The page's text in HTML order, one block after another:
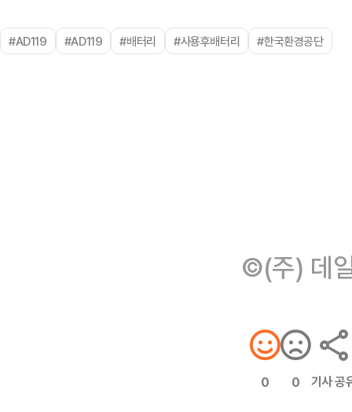
#AD119 #AD119 #배터리 #사용후배터리 #한국환경공단
©(주) 데
0 0 기사 공